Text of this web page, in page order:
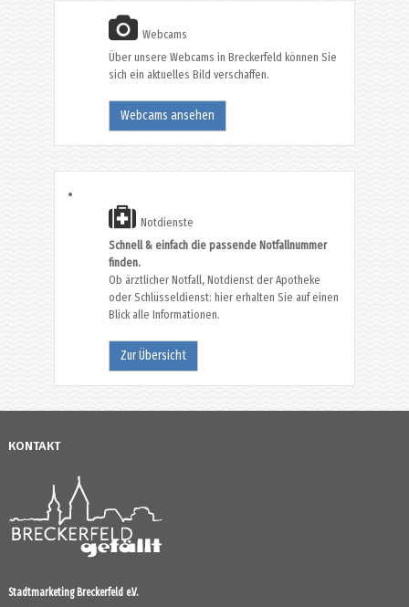
Webcams
Über unsere Webcams in Breckerfeld können Sie
sich ein aktuelles Bild verschaffen.
Webcams ansehen
Notdienste
Schnell & einfach die passende Notfallnummer
finden.
Ob ärztlicher Notfall, Notdienst der Apotheke
oder Schlüsseldienst: hier erhalten Sie auf einen
Blick alle Informationen.
Zur Übersicht
KONTAKT
Stadtmarketing Breckerfeld e.V.